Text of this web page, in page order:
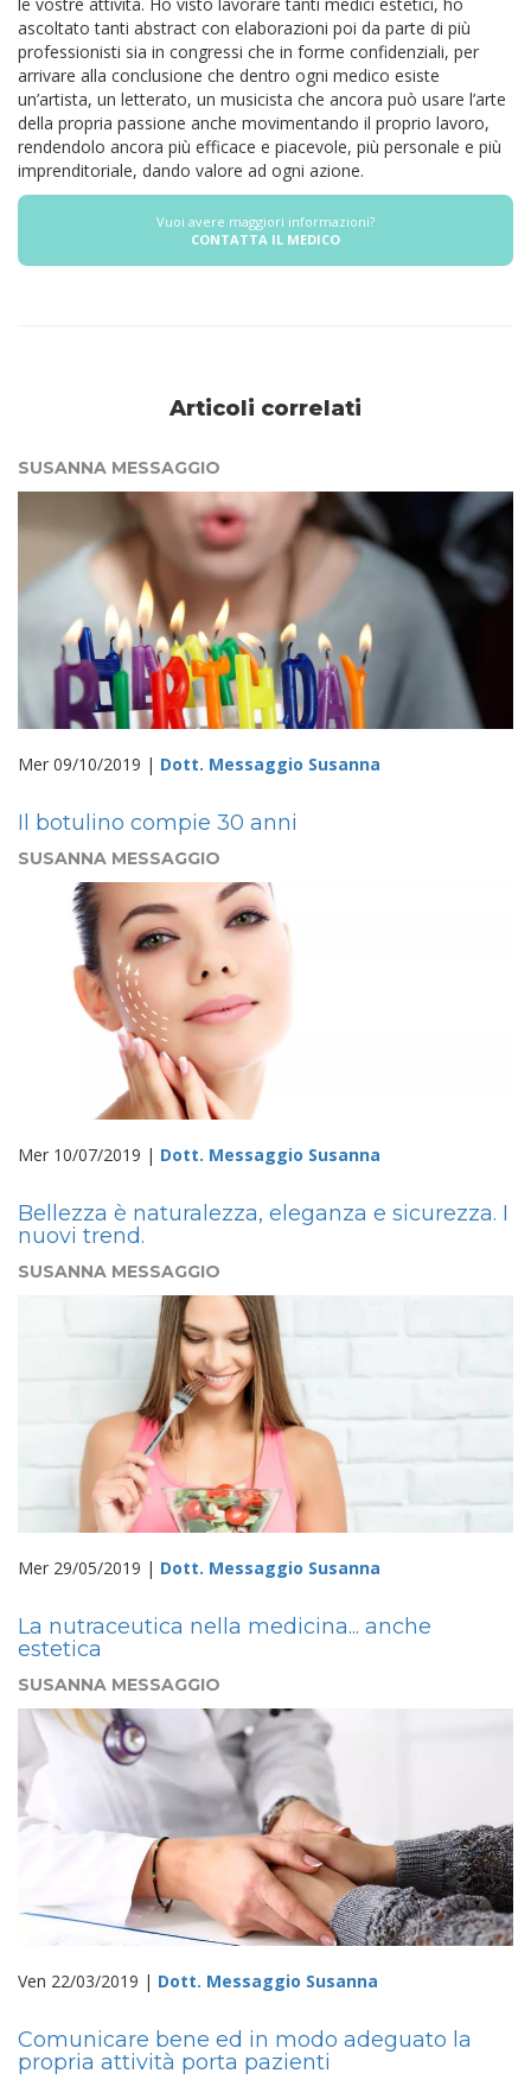
ascoltato tanti abstract con elaborazioni poi da parte di più
professionisti sia in congressi che in forme confidenziali, per
arrivare alla conclusione che dentro ogni medico esiste
un’artista, un letterato, un musicista che ancora può usare l’arte
della propria passione anche movimentando il proprio lavoro,
rendendolo ancora più efficace e piacevole, più personale e più
imprenditoriale, dando valore ad ogni azione.
Vuoi avere maggiori informazioni?
CONTATTA IL MEDICO
Articoli correlati
SUSANNA MESSAGGIO
Mer 09/10/2019 | Dott. Messaggio Susanna
Il botulino compie 30 anni
SUSANNA MESSAGGIO
Mer 10/07/2019 | Dott. Messaggio Susanna
Bellezza è naturalezza, eleganza e sicurezza. I
nuovi trend.
SUSANNA MESSAGGIO
Mer 29/05/2019 | Dott. Messaggio Susanna
La nutraceutica nella medicina... anche
estetica
SUSANNA MESSAGGIO
Ven 22/03/2019 | Dott. Messaggio Susanna
Comunicare bene ed in modo adeguato la
propria attività porta pazienti